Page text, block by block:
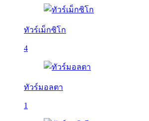
ทัวร์เม็กซิโก
4
ทัวร์มอลตา
1